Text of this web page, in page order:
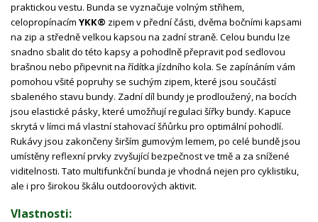
praktickou vestu. Bunda se vyznačuje volným střihem,
celopropínacím YKK® zipem v přední části, dvěma bočními kapsami
na zip a středně velkou kapsou na zadní straně. Celou bundu lze
snadno sbalit do této kapsy a pohodlně přepravit pod sedlovou
brašnou nebo připevnit na řídítka jízdního kola. Se zapínáním vám
pomohou všité popruhy se suchým zipem, které jsou součástí
sbaleného stavu bundy. Zadní díl bundy je prodloužený, na bocích
jsou elastické pásky, které umožňují regulaci šířky bundy. Kapuce
skrytá v límci má vlastní stahovací šňůrku pro optimální pohodlí.
Rukávy jsou zakončeny širším gumovým lemem, po celé bundě jsou
umístěny reflexní prvky zvyšující bezpečnost ve tmě a za snížené
viditelnosti. Tato multifunkční bunda je vhodná nejen pro cyklistiku,
ale i pro širokou škálu outdoorových aktivit.
Vlastnosti: